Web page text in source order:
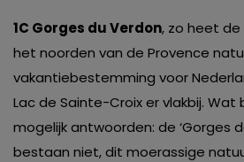
1C Gorges du Verdon, zo heet de
het noorden van de Provence
vakantiebestemming voor
Lac de Sainte-Croix er vlakbij.
mogelijk antwoorden: de ‘Gorges
bestaan niet, dit moerassige